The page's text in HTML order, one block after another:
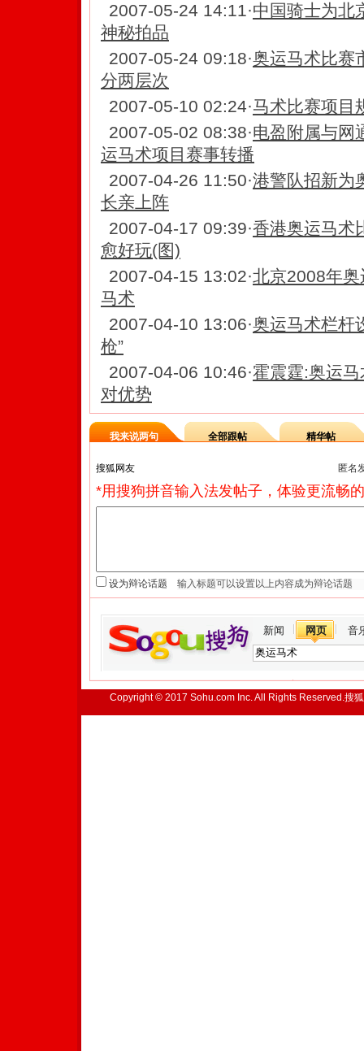
2007-05-24 14:11·中国骑士为北
神秘拍品
2007-05-24 09:18·奥运马术比赛
分两层次
2007-05-10 02:24·马术比赛项目
2007-05-02 08:38·电盈附属与网
运马术项目赛事转播
2007-04-26 11:50·港警队招新为
长亲上阵
2007-04-17 09:39·香港奥运马术
愈好玩(图)
2007-04-15 13:02·北京2008年
马术
2007-04-10 13:06·奥运马术栏杆
枪”
2007-04-06 10:46·霍震霆:奥运
对优势
我来说两句 全部跟帖 精华帖
匿名
*用搜狗拼音输入法发帖子，体验更流畅
设为辩论话题
新闻 网页 音
Copyright © 2017 Sohu.com Inc. All Rights Reserved.搜